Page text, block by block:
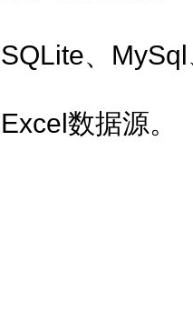
SQLite、
Excel数据源。